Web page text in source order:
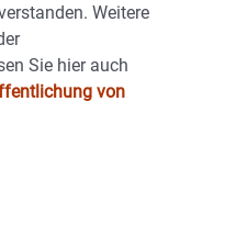
Weitere
Sie hier auch
von